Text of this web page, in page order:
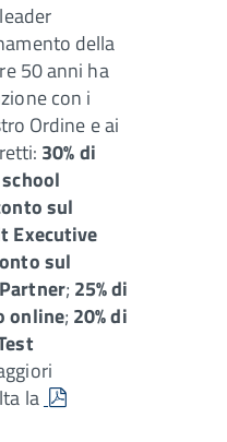
della
50 anni ha
con i
Ordine e ai
30% di
sul
Executive
sul
; 25% di
online; 20% di
la